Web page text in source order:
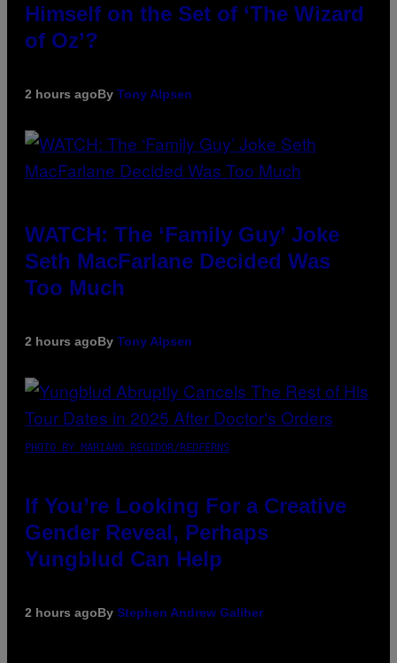
Himself on the Set of ‘The Wizard
of Oz’?
2 hours agoBy Tony Alpsen
WATCH: The ‘Family Guy’ Joke
Seth MacFarlane Decided Was
Too Much
2 hours agoBy Tony Alpsen
PHOTO BY MARIANO REGIDOR/REDFERNS
If You’re Looking For a Creative
Gender Reveal, Perhaps
Yungblud Can Help
2 hours agoBy Stephen Andrew Galiher